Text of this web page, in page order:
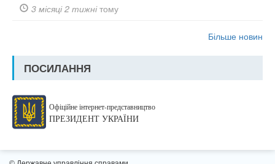
3 місяці 2 тижнітому
Більше новин
ПОСИЛАННЯ
Офіційне інтернет-представництво
ПРЕЗИДЕНТ УКРАЇНИ